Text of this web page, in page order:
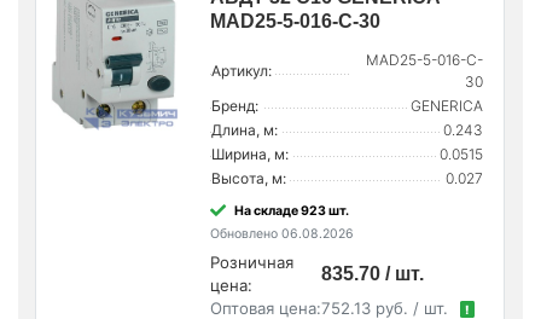
MAD25-5-016-C-30
Артикул:
MAD25-5-016-C-
30
Бренд:
GENERICA
Длина, м:
0.243
Ширина, м:
0.0515
Высота, м:
0.027
На складе 923 шт.
Обновлено 06.08.2026
Розничная
цена:
835.70 / шт.
Оптовая цена:752.13 руб. / шт. !